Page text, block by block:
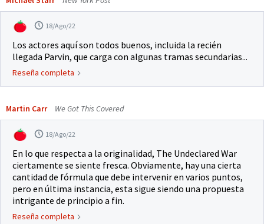
18/Ago/22
Los actores aquí son todos buenos, incluida la recién
llegada Parvin, que carga con algunas tramas secundarias...
Reseña completa
Martin Carr We Got This Covered
18/Ago/22
En lo que respecta a la originalidad, The Undeclared War
ciertamente se siente fresca. Obviamente, hay una cierta
cantidad de fórmula que debe intervenir en varios puntos,
pero en última instancia, esta sigue siendo una propuesta
intrigante de principio a fin.
Reseña completa